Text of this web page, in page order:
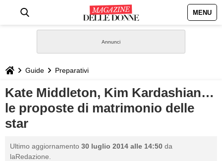
MENU
STILE
BIOGRAFIE
Guide Preparativi
Kate Middleton, Kim Kardashian…
le proposte di matrimonio delle
star
Ultimo aggiornamento 30 luglio 2014 alle 14:50 da
laRedazione.